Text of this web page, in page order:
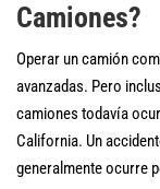
Camiones?
Operar un camión
avanzadas. Pero
camiones todavía
California. Un
generalmente ocurre